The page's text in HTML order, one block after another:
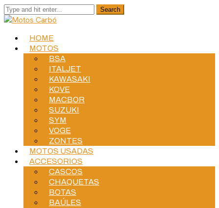
HOME
MOTOS
BSA
ITALJET
KAWASAKI
KOVE
MACBOR
SUZUKI
SYM
VOGE
ZONTES
MOTOS USADAS
ACCESORIOS
CASCOS
CHAQUETAS
BOTAS
BAÚLES